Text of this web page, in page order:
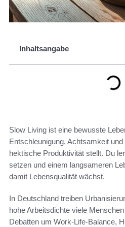
Inhaltsangabe
Slow Living ist eine bewusste
Entschleunigung, Achtsamkeit
hektische Produktivität stellt. Du
setzen und einem langsameren
damit Lebensqualität wächst.
In Deutschland treiben
hohe Arbeitsdichte viele
Debatten um Work-Life-Balance,